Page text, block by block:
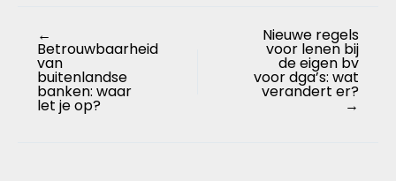
←
Betrouwbaarheid
van
buitenlandse
banken: waar
let je op?
Nieuwe regels
voor lenen bij
de eigen bv
voor dga’s: wat
verandert er?
→